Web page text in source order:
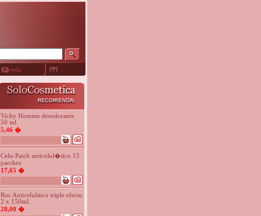
ayuda
Vichy Homme desodorante
50 ml.
5,46 �
Celu-Patch anticelul�tico 15
parches
17,65 �
Roc Anticelulitico triple efecto
2 x 150ml.
28,00 �